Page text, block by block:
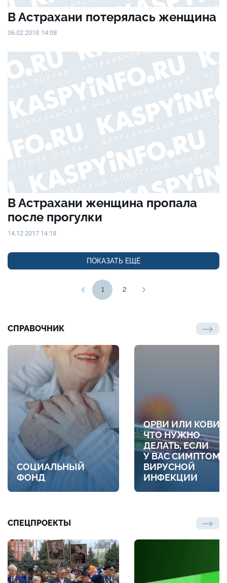
В Астрахани потерялась женщина
06.02.2018 14:08
В Астрахани женщина пропала
после прогулки
14.12.2017 14:18
ПОКАЗАТЬ ЕЩЁ
1 2
СПРАВОЧНИК
СОЦИАЛЬНЫЙ
ФОНД
ОРВИ ИЛИ
ЧТО НУЖНО
ДЕЛАТЬ, ЕСЛИ
У ВАС
ВИРУСНОЙ
ИНФЕКЦИИ
СПЕЦПРОЕКТЫ